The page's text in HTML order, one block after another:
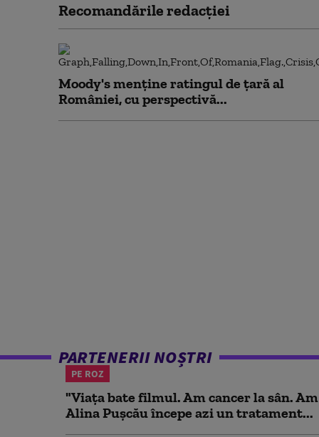
Recomandările redacţiei
Moody's menține ratingul de țară al
României, cu perspectivă...
PARTENERII NOȘTRI
PE ROZ
"Viața bate filmul. Am cancer la sân.
Alina Pușcău începe azi un tratament...